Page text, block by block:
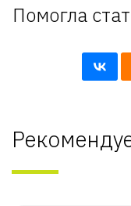
Помогла